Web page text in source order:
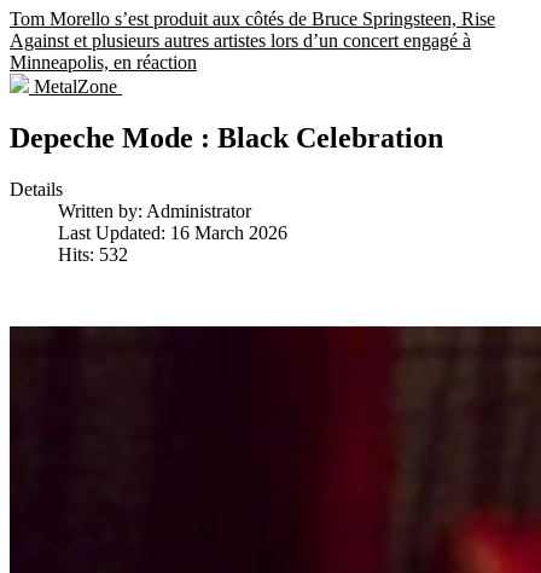
Tom Morello s’est produit aux côtés de Bruce Springsteen, Rise
Against et plusieurs autres artistes lors d’un concert engagé à
Minneapolis, en réaction
MetalZone
Depeche Mode : Black Celebration
Details
Written by: Administrator
Last Updated: 16 March 2026
Hits: 532